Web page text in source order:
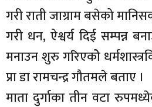
गरी राती जाग्राम बसेको
गरी धन, ऐश्वर्य दिई सम्पन्न
मनाउन शुरु गरिएकोे
प्रा डा रामचन्द्र गौतमले बताए ।
माता दुर्गाका तीन वटा